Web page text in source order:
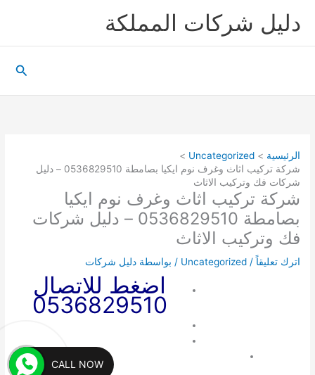
دليل شركات المملكة
الرئيسية
Uncategorized
شركة تركيب اثاث وغرف نوم ايكيا بصامطة 0536829510 – دليل
شركات فك وتركيب الاثاث
شركة تركيب اثاث وغرف نوم ايكيا
بصامطة 0536829510 – دليل شركات
فك وتركيب الاثاث
اترك تعليقاً /
Uncategorized / بواسطة دليل شركات
اضغط للاتصال
0536829510
CALL NOW